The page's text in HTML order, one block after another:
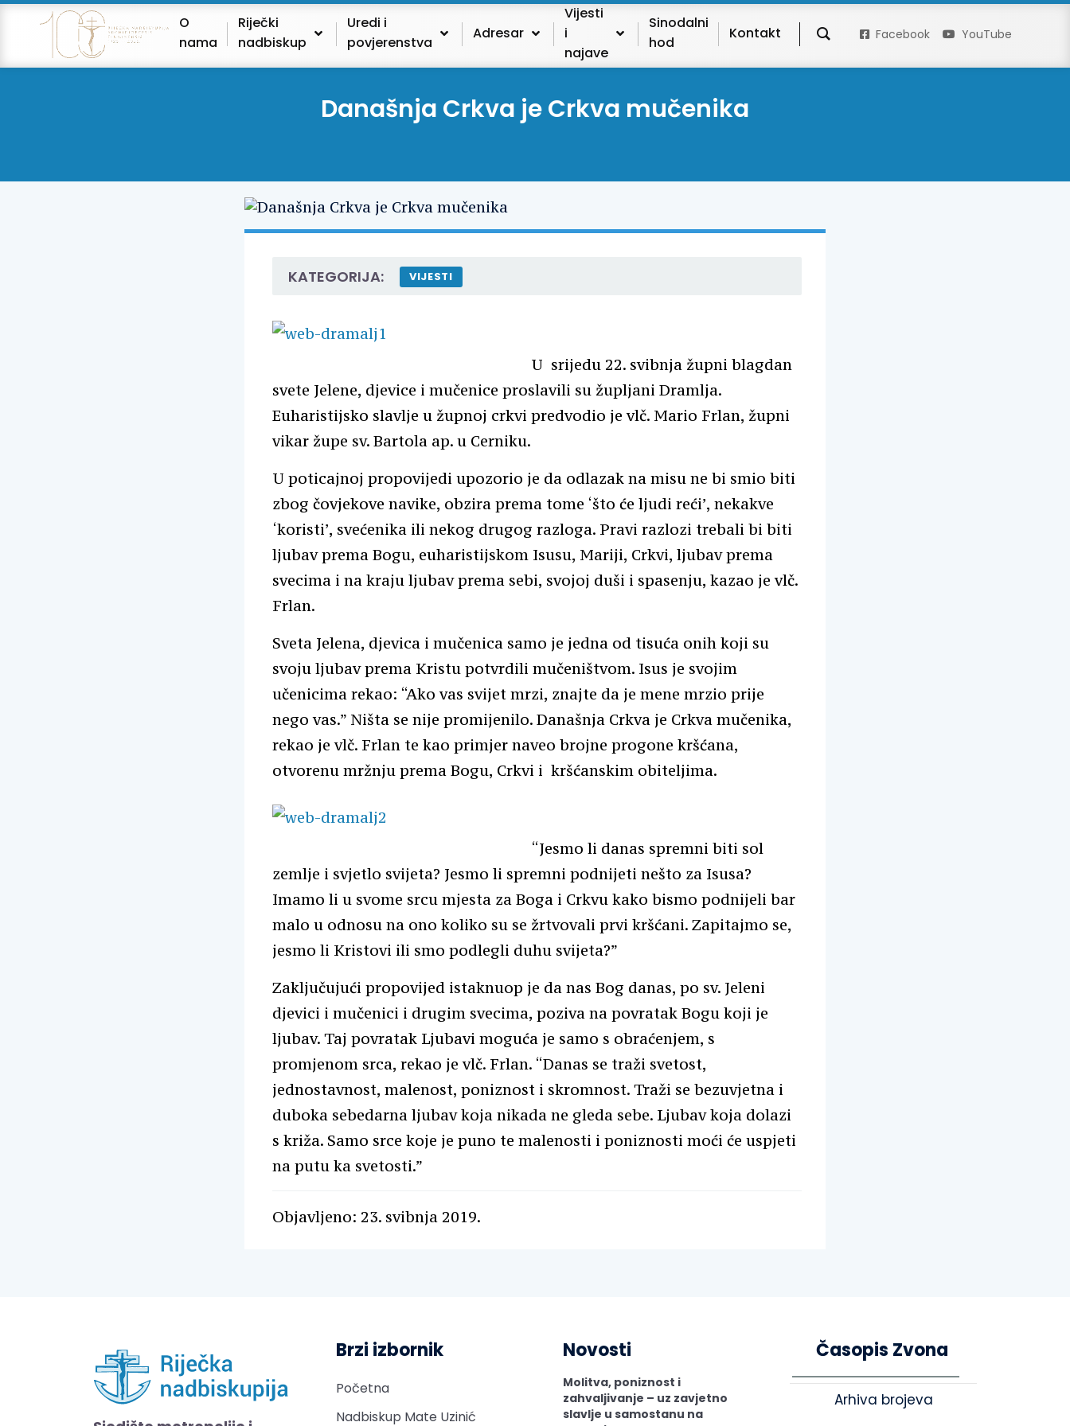
O
nama
Riječki
nadbiskup
Uredi i
povjerenstva
Adresar
Vijesti
i
najave
Sinodalni
hod
Kontakt Facebook YouTube
Današnja Crkva je Crkva mučenika
KATEGORIJA: VIJESTI
U srijedu 22. svibnja župni blagdan
svete Jelene, djevice i mučenice proslavili su župljani Dramlja.
Euharistijsko slavlje u župnoj crkvi predvodio je vlč. Mario Frlan, župni
vikar župe sv. Bartola ap. u Cerniku.
U poticajnoj propovijedi upozorio je da odlazak na misu ne bi smio biti
zbog čovjekove navike, obzira prema tome ‘što će ljudi reći’, nekakve
‘koristi’, svećenika ili nekog drugog razloga. Pravi razlozi trebali bi biti
ljubav prema Bogu, euharistijskom Isusu, Mariji, Crkvi, ljubav prema
svecima i na kraju ljubav prema sebi, svojoj duši i spasenju, kazao je vlč.
Frlan.
Sveta Jelena, djevica i mučenica samo je jedna od tisuća onih koji su
svoju ljubav prema Kristu potvrdili mučeništvom. Isus je svojim
učenicima rekao: “Ako vas svijet mrzi, znajte da je mene mrzio prije
nego vas.” Ništa se nije promijenilo. Današnja Crkva je Crkva mučenika,
rekao je vlč. Frlan te kao primjer naveo brojne progone kršćana,
otvorenu mržnju prema Bogu, Crkvi i kršćanskim obiteljima.
“Jesmo li danas spremni biti sol
zemlje i svjetlo svijeta? Jesmo li spremni podnijeti nešto za Isusa?
Imamo li u svome srcu mjesta za Boga i Crkvu kako bismo podnijeli bar
malo u odnosu na ono koliko su se žrtvovali prvi kršćani. Zapitajmo se,
jesmo li Kristovi ili smo podlegli duhu svijeta?”
Zaključujući propovijed istaknuop je da nas Bog danas, po sv. Jeleni
djevici i mučenici i drugim svecima, poziva na povratak Bogu koji je
ljubav. Taj povratak Ljubavi moguća je samo s obraćenjem, s
promjenom srca, rekao je vlč. Frlan. “Danas se traži svetost,
jednostavnost, malenost, poniznost i skromnost. Traži se bezuvjetna i
duboka sebedarna ljubav koja nikada ne gleda sebe. Ljubav koja dolazi
s križa. Samo srce koje je puno te malenosti i poniznosti moći će uspjeti
na putu ka svetosti.”
Objavljeno: 23. svibnja 2019.
Brzi izbornik
Početna
Nadbiskup Mate Uzinić
Novosti
Molitva, poniznost i
zahvaljivanje – uz zavjetno
slavlje u samostanu na
Časopis Zvona
Arhiva brojeva